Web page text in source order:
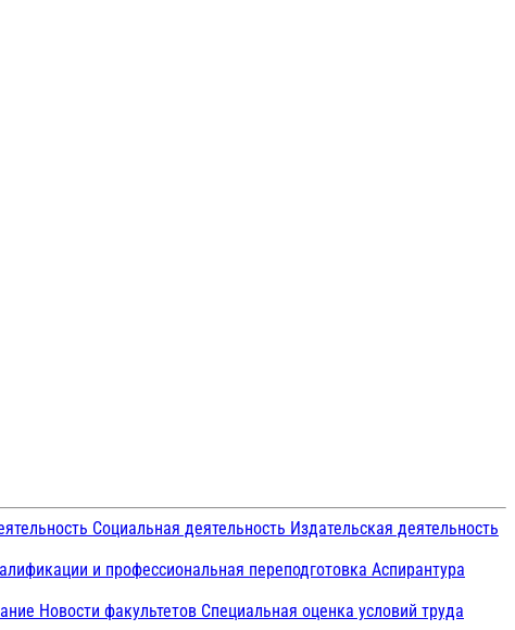
Социальная деятельность Издательская деятельность
и профессиональная переподготовка Аспирантура
Новости факультетов Специальная оценка условий труда